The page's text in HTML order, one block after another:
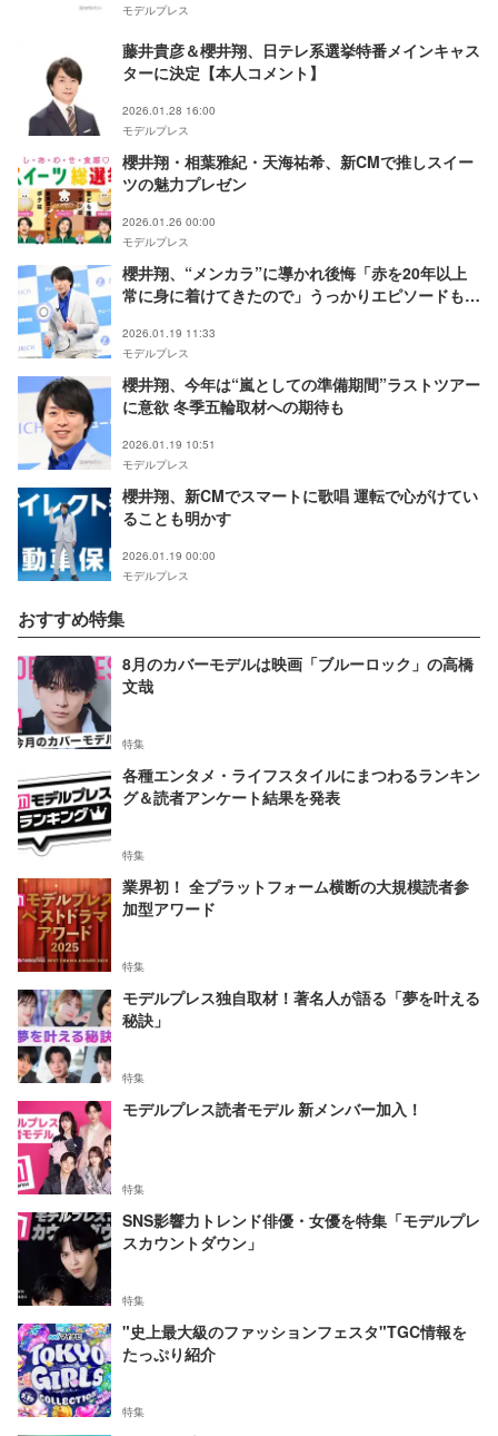
モデルプレス
藤井貴彦＆櫻井翔、日テレ系選挙特番メインキャス
ターに決定【本人コメント】
2026.01.28 16:00
モデルプレス
櫻井翔・相葉雅紀・天海祐希、新CMで推しスイー
ツの魅力プレゼン
2026.01.26 00:00
モデルプレス
櫻井翔、“メンカラ”に導かれ後悔「赤を20年以上
常に身に着けてきたので」うっかりエピソードも告
2026.01.19 11:33
モデルプレス
櫻井翔、今年は“嵐としての準備期間”ラストツアー
に意欲 冬季五輪取材への期待も
2026.01.19 10:51
モデルプレス
櫻井翔、新CMでスマートに歌唱 運転で心がけてい
ることも明かす
2026.01.19 00:00
モデルプレス
おすすめ特集
8月のカバーモデルは映画「ブルーロック」の高橋
文哉
特集
各種エンタメ・ライフスタイルにまつわるランキン
グ＆読者アンケート結果を発表
特集
業界初！ 全プラットフォーム横断の大規模読者参
加型アワード
特集
モデルプレス独自取材！著名人が語る「夢を叶える
秘訣」
特集
モデルプレス読者モデル 新メンバー加入！
特集
SNS影響力トレンド俳優・女優を特集「モデルプレ
スカウントダウン」
特集
"史上最大級のファッションフェスタ"TGC情報を
たっぷり紹介
特集